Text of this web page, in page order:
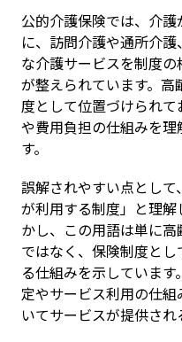
公的介護保険では、介
に、訪問介護や通所介
な介護サービスを制度
が整えられています。
度として位置づけられ
や費用負担の仕組みを
す。
誤解されやすい点とし
が利用する制度」と理
かし、この用語は単に
ではなく、保険制度と
る仕組みを示していま
定やサービス利用の仕
いてサービスが提供され